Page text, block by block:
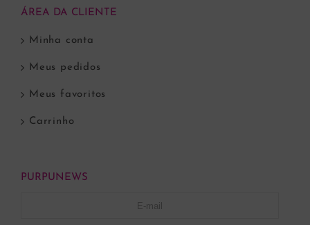
ÁREA DA CLIENTE
Minha conta
Meus pedidos
Meus favoritos
Carrinho
PURPUNEWS